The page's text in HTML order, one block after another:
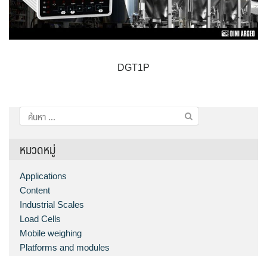
DGT1P
ค้นหา
สำหรับ:
หมวดหมู่
Applications
Content
Industrial Scales
Load Cells
Mobile weighing
Platforms and modules